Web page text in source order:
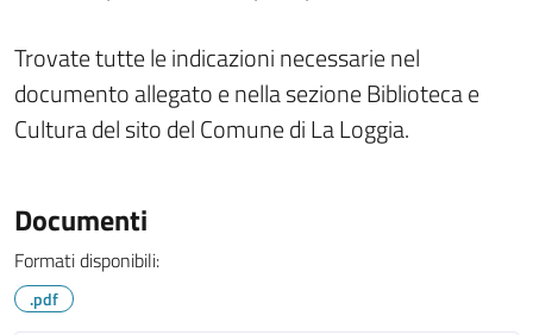
Trovate tutte le indicazioni necessarie nel
documento allegato e nella sezione Biblioteca e
Cultura del sito del Comune di La Loggia.
Documenti
Formati disponibili:
.pdf